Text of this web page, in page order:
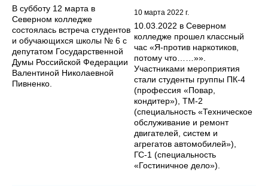
В субботу 12 марта в
Северном колледже
состоялась встреча студентов
и обучающихся школы № 6 с
депутатом Государственной
Думы Российской Федерации
Валентиной Николаевной
Пивненко.
10 марта 2022 г.
10.03.2022 в Северном
колледже прошел классный
час «Я-против наркотиков,
потому что……»».
Участниками мероприятия
стали студенты группы ПК-4
(профессия «Повар,
кондитер»), ТМ-2
(специальность «Техническое
обслуживание и ремонт
двигателей, систем и
агрегатов автомобилей»),
ГС-1 (специальность
«Гостиничное дело»).